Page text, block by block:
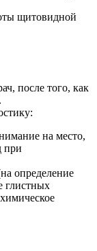
щитовидной
после того, как
на место,
при
определение
глистных